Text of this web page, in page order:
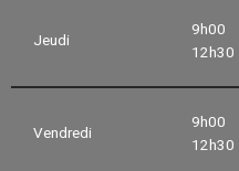
Jeudi
9h00
12h30
Vendredi
9h00
12h30